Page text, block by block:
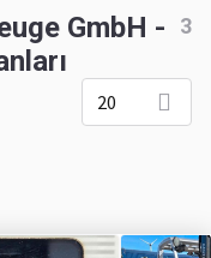
GmbH -
3
20